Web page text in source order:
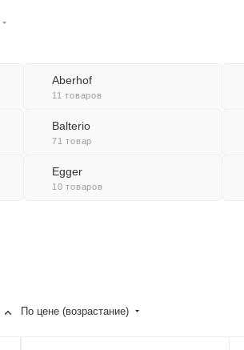
Aberhof
11 товаров
Balterio
71 товар
Egger
10 товаров
По цене (возрастание)